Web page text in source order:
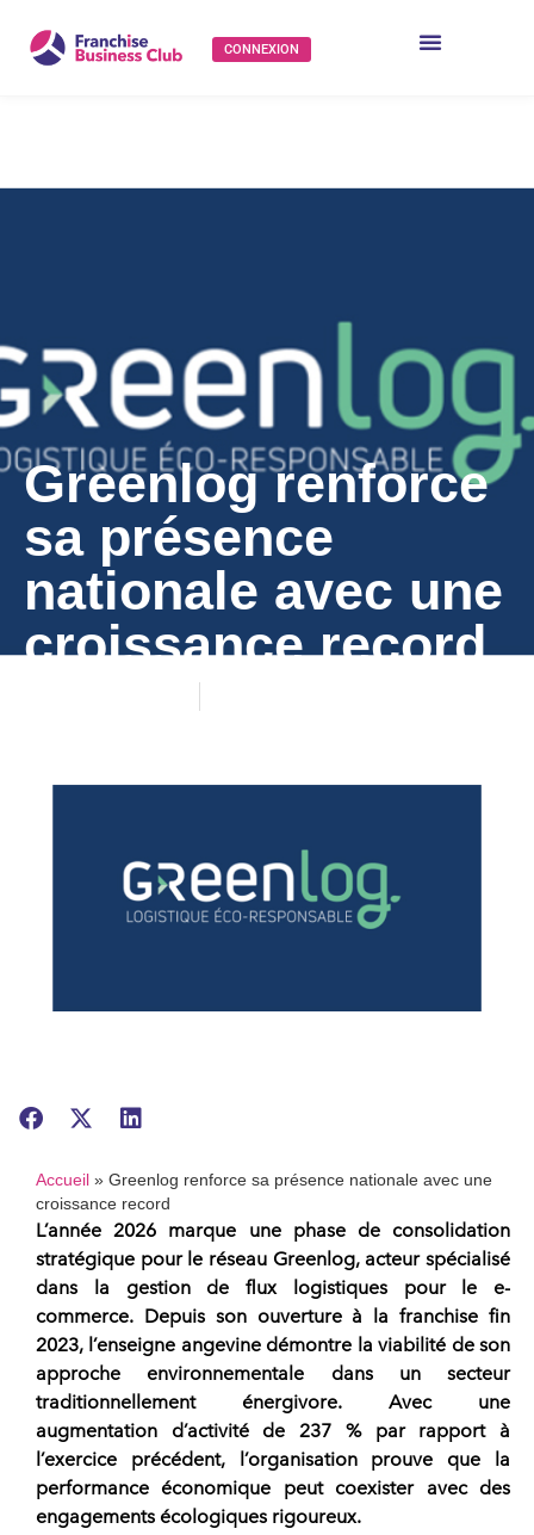
CONNEXION
Greenlog renforce
sa présence
nationale avec une
croissance record
Accueil » Greenlog renforce sa présence nationale avec une
croissance record
L’année 2026 marque une phase de consolidation
stratégique pour le réseau Greenlog, acteur spécialisé
dans la gestion de flux logistiques pour le e-
commerce. Depuis son ouverture à lafranchise fin
2023, l’enseigne angevine démontre la viabilité de son
approche environnementale dans un secteur
traditionnellement énergivore. Avec une
augmentation d’activité de 237 % par rapport à
l’exercice précédent, l’organisation prouve que la
performance économique peut coexister avec des
engagements écologiques rigoureux.